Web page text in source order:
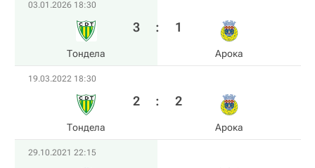
03.01.2026 18:30
Тондела
3 : 1
Арока
19.03.2022 18:30
Тондела
2 : 2
Арока
29.10.2021 22:15